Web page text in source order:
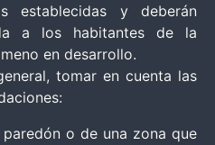
establecidas y deberán
a los habitantes de la
en desarrollo.
tomar en cuenta las
o de una zona que